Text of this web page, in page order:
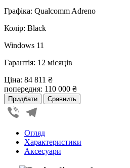
Графіка: Qualcomm Adreno
Колір: Black
Windows 11
Гарантія: 12 місяців
Ціна: 84 811 ₴
попередня: 110 000 ₴
Viber
Огляд
Характеристики
Аксесуари